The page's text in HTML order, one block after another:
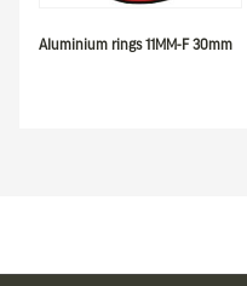
Aluminium rings 11MM-F 30mm